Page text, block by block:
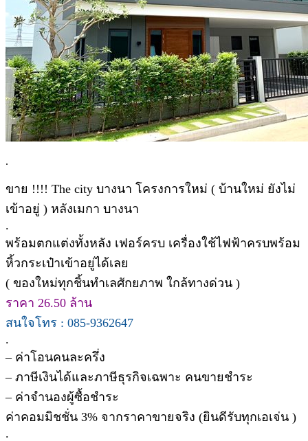
.
ขาย !!!! The city บางนา โครงการใหม่ ( บ้านใหม่ ยังไม่
เข้าอยู่ ) หลังเมกา บางนา
.
พร้อมตกแต่งทั้งหลัง เฟอร์ครบ เครื่องใช้ไฟฟ้าครบพร้อม
หิ้วกระเป๋าเข้าอยู่ได้เลย
( ของใหม่ทุกชิ้นทำเลศักยภาพ ใกล้ทางด่วน )
ราคา 26.50 ล้าน
สนใจโทร : 085-9362647
.
– ค่าโอนคนละครึ่ง
– ภาษีเงินได้และภาษีธุรกิจเฉพาะ คนขายชำระ
– ค่าจำนองผู้ซื้อชำระ
ค่าคอมมิชชั่น 3% จากราคาขายจริง (ยินดีรับทุกเอเจ่น )
.